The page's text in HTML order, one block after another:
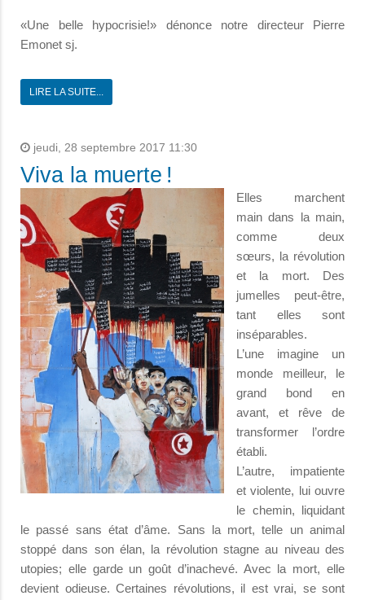
«Une belle hypocrisie!» dénonce notre directeur Pierre
Emonet sj.
LIRE LA SUITE...
jeudi, 28 septembre 2017 11:30
Viva la muerte !
Elles marchent
main dans la main,
comme deux
sœurs, la révolution
et la mort. Des
jumelles peut-être,
tant elles sont
inséparables.
L’une imagine un
monde meilleur, le
grand bond en
avant, et rêve de
transformer l’ordre
établi.
L’autre, impatiente
et violente, lui ouvre
le chemin, liquidant
le passé sans état d’âme. Sans la mort, telle un animal
stoppé dans son élan, la révolution stagne au niveau des
utopies; elle garde un goût d’inachevé. Avec la mort, elle
devient odieuse. Certaines révolutions, il est vrai, se sont